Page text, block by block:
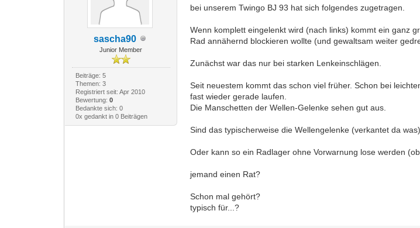
sascha90
Junior Member
Beiträge: 5
Themen: 3
Registriert seit: Apr 2010
Bewertung: 0
Bedankte sich: 0
0x gedankt in 0 Beiträgen
bei unserem Twingo BJ 93 hat sich folgendes zugetragen.
Wenn komplett eingelenkt wird (nach links) kommt ein ganz
Rad annähernd blockieren wollte (und gewaltsam weiter
Zunächst war das nur bei starken Lenkeinschlägen.
Seit neuestem kommt das schon viel früher. Schon bei
fast wieder gerade laufen.
Die Manschetten der Wellen-Gelenke sehen gut aus.
Sind das typischerweise die Wellengelenke (verkantet da
Oder kann so ein Radlager ohne Vorwarnung lose werden
jemand einen Rat?
Schon mal gehört?
typisch für...?